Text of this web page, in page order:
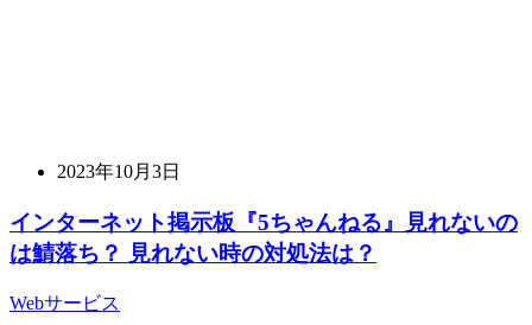
2023年10月3日
インターネット掲示板『5ちゃんねる』見れないの
は鯖落ち？ 見れない時の対処法は？
Webサービス